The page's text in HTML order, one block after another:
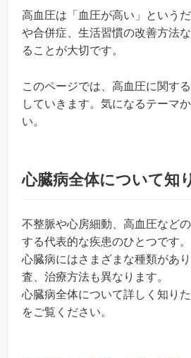
高血圧は「血圧が高い」という
や合併症、生活習慣の改善方法
ることが大切です。
このページでは、高血圧に関す
していきます。気になるテーマ
い。
心臓病全体について知
不整脈や心房細動、高血圧など
する代表的な疾患のひとつです。
心臓病にはさまざまな種類があ
査、治療方法も異なります。
心臓病全体について詳しく知り
をご覧ください。